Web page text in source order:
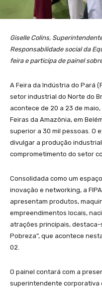
Giselle Colins,
Responsabilidade social da
feira e participa de painel
A Feira da Indústria do Pará
setor industrial do Norte do
acontece de 20 a 23 de
Feiras da Amazônia, em
superior a 30 mil pessoas. O
divulgar a produção
comprometimento do setor
Consolidada como um
inovação e networking, a
apresentam produtos,
empreendimentos locais,
atrações principais, destaca-
Pobreza”, que acontece
02.
O painel contará com a
superintendente corporativa